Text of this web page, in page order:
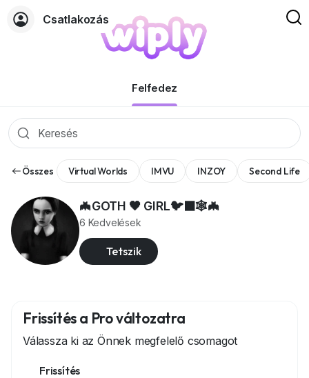
Csatlakozás
Felfedez
Összes Virtual Worlds IMVU INZOY Second Life
🦇GOTH 🖤 GIRL🐦‍⬛🕸️🦇
6 Kedvelések
Tetszik
Frissítés a Pro változatra
Válassza ki az Önnek megfelelő csomagot
Frissítés